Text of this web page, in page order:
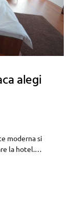
alegi
moderna si
la hotel.…